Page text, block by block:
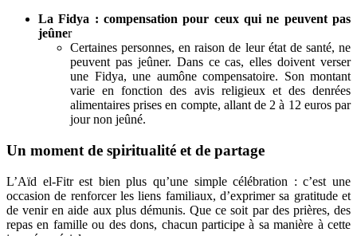
La Fidya : compensation pour ceux qui ne peuvent pas
jeûner
Certaines personnes, en raison de leur état de santé, ne
peuvent pas jeûner. Dans ce cas, elles doivent verser
une Fidya, une aumône compensatoire. Son montant
varie en fonction des avis religieux et des denrées
alimentaires prises en compte, allant de 2 à 12 euros par
jour non jeûné.
Un moment de spiritualité et de partage
L’Aïd el-Fitr est bien plus qu’une simple célébration : c’est une
occasion de renforcer les liens familiaux, d’exprimer sa gratitude et
de venir en aide aux plus démunis. Que ce soit par des prières, des
repas en famille ou des dons, chacun participe à sa manière à cette